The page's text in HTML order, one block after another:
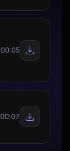
00:05
00:07